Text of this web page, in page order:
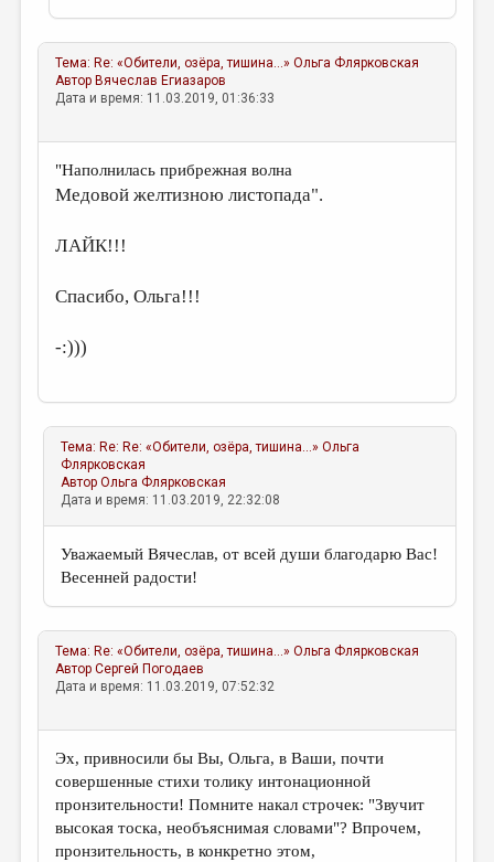
Тема: Re: «Обители, озёра, тишина...» Ольга Флярковская
Автор Вячеслав Егиазаров
Дата и время: 11.03.2019, 01:36:33
"Наполнилась прибрежная волна
Медовой желтизною листопада".
ЛАЙК!!!
Спасибо, Ольга!!!
-:)))
Тема: Re: Re: «Обители, озёра, тишина...» Ольга
Флярковская
АвторОльга Флярковская
Дата и время: 11.03.2019, 22:32:08
Уважаемый Вячеслав, от всей души благодарю Вас!
Весенней радости!
Тема: Re: «Обители, озёра, тишина...» Ольга Флярковская
АвторСергей Погодаев
Дата и время: 11.03.2019, 07:52:32
Эх, привносили бы Вы, Ольга, в Ваши, почти
совершенные стихи толику интонационной
пронзительности! Помните накал строчек: "Звучит
высокая тоска, необъяснимая словами"? Впрочем,
пронзительность, в конкретно этом,